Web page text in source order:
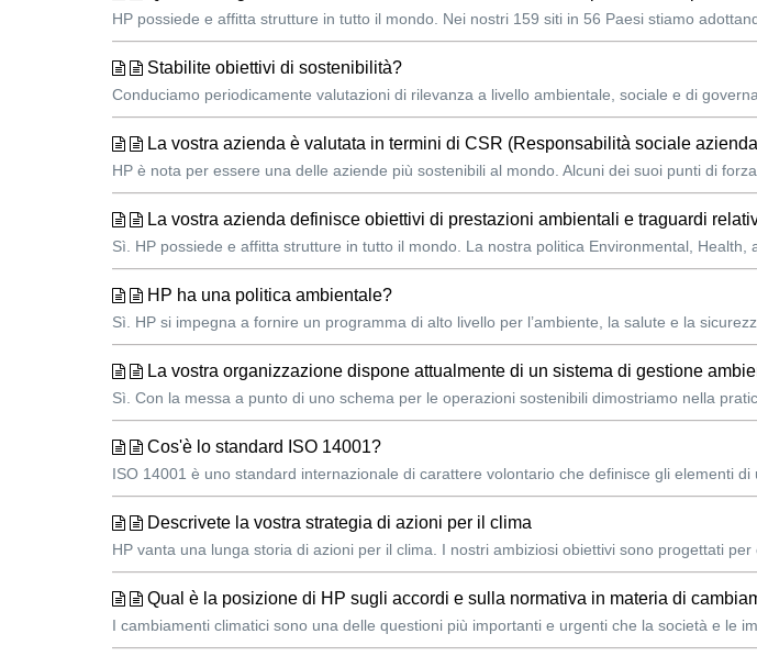
HP possiede e affitta strutture in tutto il mondo. Nei nostri 159 siti in 56 Paesi stiamo
Stabilite obiettivi di sostenibilità?
Conduciamo periodicamente valutazioni di rilevanza a livello ambientale, sociale e di
La vostra azienda è valutata in termini di CSR (Responsabilità sociale
HP è nota per essere una delle aziende più sostenibili al mondo. Alcuni dei suoi punti di
La vostra azienda definisce obiettivi di prestazioni ambientali e traguardi
Sì. HP possiede e affitta strutture in tutto il mondo. La nostra politica Environmental, Health,
HP ha una politica ambientale?
Sì. HP si impegna a fornire un programma di alto livello per l’ambiente, la salute e la
La vostra organizzazione dispone attualmente di un sistema di gestione
Sì. Con la messa a punto di uno schema per le operazioni sostenibili dimostriamo nella
Cos'è lo standard ISO 14001?
ISO 14001 è uno standard internazionale di carattere volontario che definisce gli elementi
Descrivete la vostra strategia di azioni per il clima
HP vanta una lunga storia di azioni per il clima. I nostri ambiziosi obiettivi sono progettati
Qual è la posizione di HP sugli accordi e sulla normativa in materia di
I cambiamenti climatici sono una delle questioni più importanti e urgenti che la società e le